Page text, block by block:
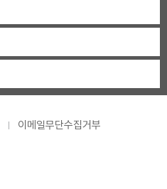
이메일무단수집거부